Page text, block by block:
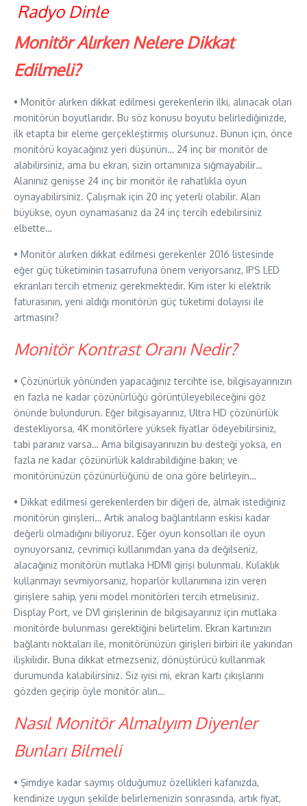
Radyo Dinle
Monitör Alırken Nelere Dikkat
Edilmeli?
• Monitör alırken dikkat edilmesi gerekenlerin ilki, alınacak olan
monitörün boyutlarıdır. Bu söz konusu boyutu belirlediğinizde,
ilk etapta bir eleme gerçekleştirmiş olursunuz. Bunun için, önce
monitörü koyacağınız yeri düşünün… 24 inç bir monitör de
alabilirsiniz, ama bu ekran, sizin ortamınıza sığmayabilir…
Alanınız genişse 24 inç bir monitör ile rahatlıkla oyun
oynayabilirsiniz. Çalışmak için 20 inç yeterli olabilir. Alan
büyükse, oyun oynamasanız da 24 inç tercih edebilirsiniz
elbette…
• Monitör alırken dikkat edilmesi gerekenler 2016 listesinde
eğer güç tüketiminin tasarrufuna önem veriyorsanız, IPS LED
ekranları tercih etmeniz gerekmektedir. Kim ister ki elektrik
faturasının, yeni aldığı monitörün güç tüketimi dolayısı ile
artmasını?
Monitör Kontrast Oranı Nedir?
• Çözünürlük yönünden yapacağınız tercihte ise, bilgisayarınızın
en fazla ne kadar çözünürlüğü görüntüleyebileceğini göz
önünde bulundurun. Eğer bilgisayarınız, Ultra HD çözünürlük
destekliyorsa, 4K monitörlere yüksek fiyatlar ödeyebilirsiniz,
tabi paranız varsa… Ama bilgisayarınızın bu desteği yoksa, en
fazla ne kadar çözünürlük kaldırabildiğine bakın; ve
monitörünüzün çözünürlüğünü de ona göre belirleyin…
• Dikkat edilmesi gerekenlerden bir diğeri de, almak istediğiniz
monitörün girişleri… Artık analog bağlantıların eskisi kadar
değerli olmadığını biliyoruz. Eğer oyun konsolları ile oyun
oynuyorsanız, çevrimiçi kullanımdan yana da değilseniz,
alacağınız monitörün mutlaka HDMI girişi bulunmalı. Kulaklık
kullanmayı sevmiyorsanız, hoparlör kullanımına izin veren
girişlere sahip, yeni model monitörleri tercih etmelisiniz.
Display Port, ve DVI girişlerinin de bilgisayarınız için mutlaka
monitörde bulunması gerektiğini belirtelim. Ekran kartınızın
bağlantı noktaları ile, monitörünüzün girişleri birbiri ile yakından
ilişkilidir. Buna dikkat etmezseniz, dönüştürücü kullanmak
durumunda kalabilirsiniz. Siz iyisi mi, ekran kartı çıkışlarını
gözden geçirip öyle monitör alın…
Nasıl Monitör Almalıyım Diyenler
Bunları Bilmeli
• Şimdiye kadar saymış olduğumuz özellikleri kafanızda,
kendinize uygun şekilde belirlemenizin sonrasında, artık fiyat,